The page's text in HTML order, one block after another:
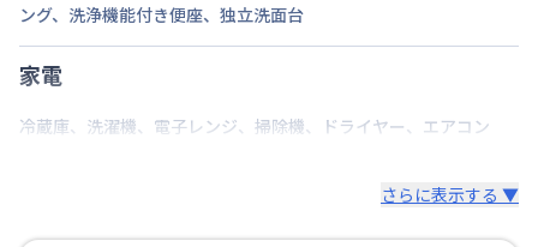
次回更新日
情報更新日より14日以内
情報更新日
ング、 洗浄機能付き便座、 独立洗面台
家電
冷蔵庫、 洗濯機、 電子レンジ、 掃除機、 ドライヤー、 エアコン
さらに表示する ▼